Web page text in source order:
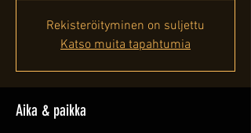
Rekisteröityminen on suljettu
Katso muita tapahtumia
Aika & paikka